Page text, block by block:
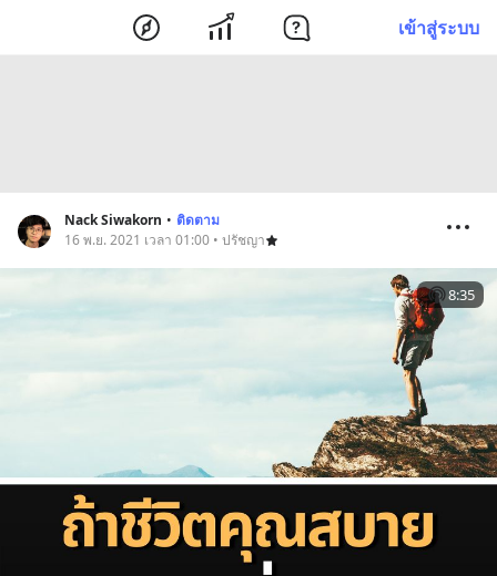
เข้าสู่ระบบ
Nack Siwakorn • ติดตาม
16 พ.ย. 2021 เวลา 01:00 • ปรัชญา
8:35